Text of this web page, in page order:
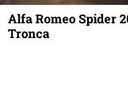
Alfa Romeo Spider
Tronca